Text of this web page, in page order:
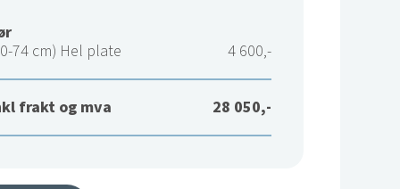
74 cm) Hel plate
4 600,-
frakt og mva 28 050,-